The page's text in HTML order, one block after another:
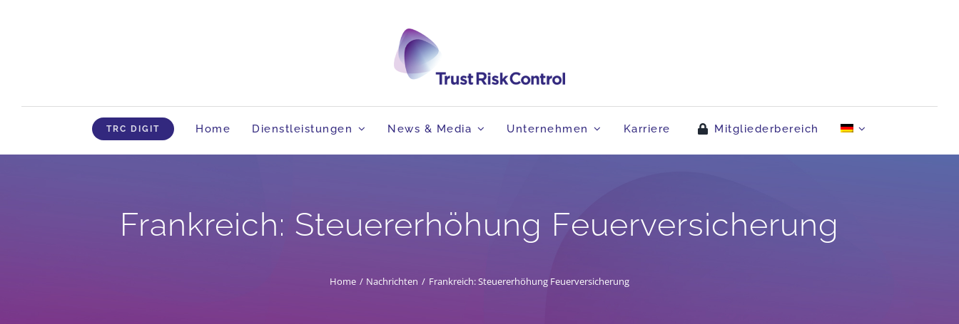
TRC DIGIT Home Dienstleistungen News & Media Unternehmen Karriere Mitgliederbereich
Frankreich: Steuererhöhung Feuerversicherung
Home Nachrichten Frankreich: Steuererhöhung Feuerversicherung